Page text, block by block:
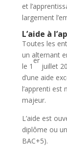
et
largement
L’aide à
Toutes les
un alternant
le 1
er
juillet
d’une aide
l’apprenti est
majeur.
L’aide est
diplôme ou
BAC+5).